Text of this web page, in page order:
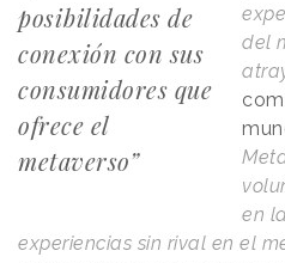
posibilidades de
conexión con sus
consumidores que
ofrece el
metaverso”
del
en
experiencias sin rival en el